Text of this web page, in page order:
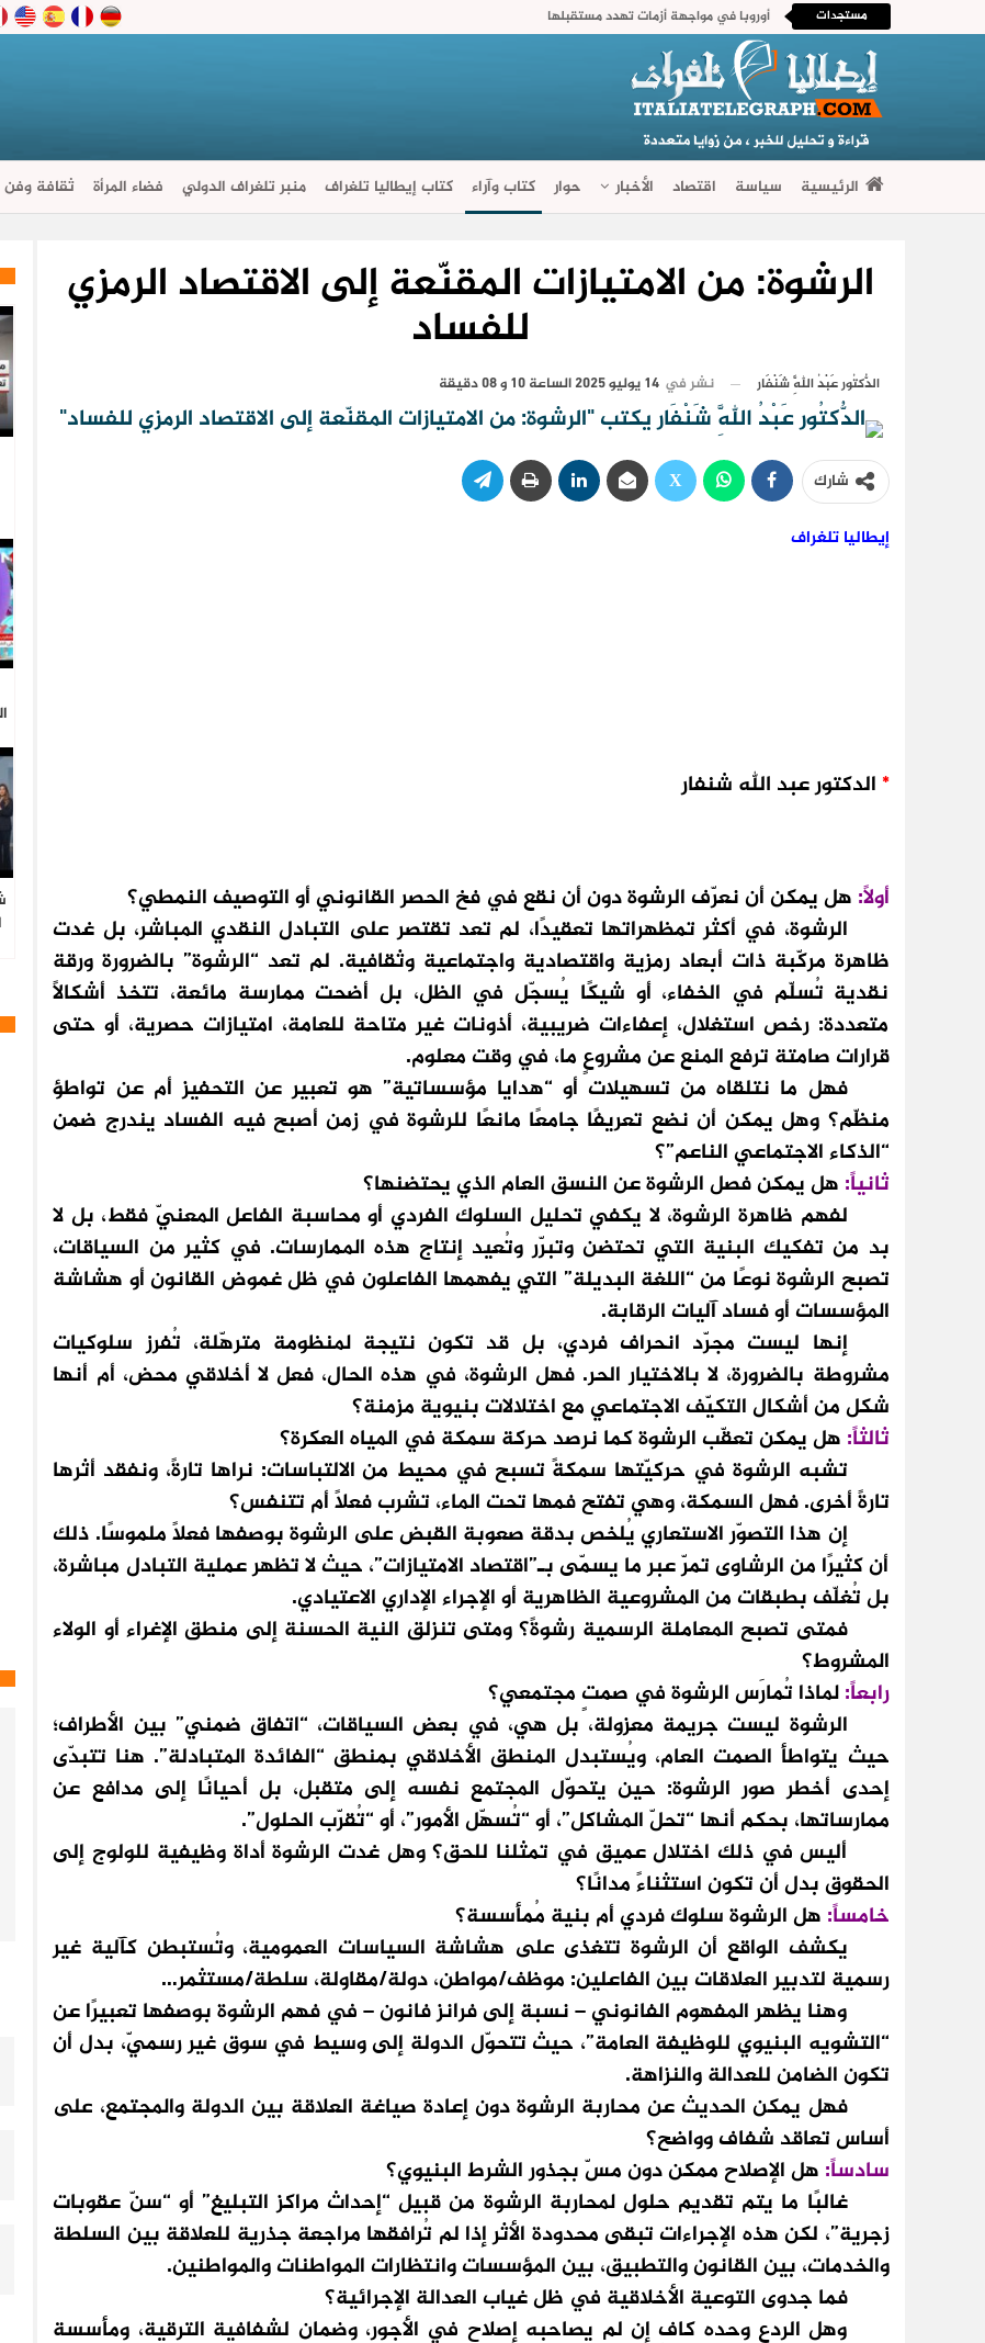
مستجدات أوروبا في مواجهة أزمات تهدد مستقبلها
الرئيسية سياسة اقتصاد الأخبار حوار كتاب وآراء كتاب إيطاليا تلغراف منبر تلغراف الدولي فضاء المرأة ثقافة وفن
الرشوة: من الامتيازات المقنّعة إلى الاقتصاد الرمزي
للفساد
الدُّكتُور عَبْدُ اللَّهِ شَنْفَار نشر في 14 يوليو 2025 الساعة 10 و 08 دقيقة
شارك
إيطاليا تلغراف
* الدكتور عبد الله شنفار
أولاً: هل يمكن أن نعرّف الرشوة دون أن نقع في فخ الحصر القانوني أو التوصيف النمطي؟
الرشوة، في أكثر تمظهراتها تعقيدًا، لم تعد تقتصر على التبادل النقدي المباشر، بل غدت
ظاهرة مركّبة ذات أبعاد رمزية واقتصادية واجتماعية وثقافية. لم تعد “الرشوة” بالضرورة ورقة
نقدية تُسلّم في الخفاء، أو شيكًا يُسجّل في الظل، بل أضحت ممارسة مائعة، تتخذ أشكالاً
متعددة: رخص استغلال، إعفاءات ضريبية، أذونات غير متاحة للعامة، امتيازات حصرية، أو حتى
قرارات صامتة ترفع المنع عن مشروعٍ ما، في وقت معلوم.
فهل ما نتلقاه من تسهيلات أو “هدايا مؤسساتية” هو تعبير عن التحفيز أم عن تواطؤ
منظّم؟ وهل يمكن أن نضع تعريفًا جامعًا مانعًا للرشوة في زمن أصبح فيه الفساد يندرج ضمن
“الذكاء الاجتماعي الناعم”؟
ثانياً: هل يمكن فصل الرشوة عن النسق العام الذي يحتضنها؟
لفهم ظاهرة الرشوة، لا يكفي تحليل السلوك الفردي أو محاسبة الفاعل المعنيّ فقط، بل لا
بد من تفكيك البنية التي تحتضن وتبرّر وتُعيد إنتاج هذه الممارسات. في كثير من السياقات،
تصبح الرشوة نوعًا من “اللغة البديلة” التي يفهمها الفاعلون في ظل غموض القانون أو هشاشة
المؤسسات أو فساد آليات الرقابة.
إنها ليست مجرّد انحراف فردي، بل قد تكون نتيجة لمنظومة مترهّلة، تُفرز سلوكيات
مشروطة بالضرورة، لا بالاختيار الحر. فهل الرشوة، في هذه الحال، فعل لا أخلاقي محض، أم أنها
شكل من أشكال التكيّف الاجتماعي مع اختلالات بنيوية مزمنة؟
ثالثاً: هل يمكن تعقّب الرشوة كما نرصد حركة سمكة في المياه العكرة؟
تشبه الرشوة في حركيّتها سمكةً تسبح في محيط من الالتباسات: نراها تارةً، ونفقد أثرها
تارةً أخرى. فهل السمكة، وهي تفتح فمها تحت الماء، تشرب فعلًا أم تتنفس؟
إن هذا التصوّر الاستعاري يُلخص بدقة صعوبة القبض على الرشوة بوصفها فعلاً ملموسًا. ذلك
أن كثيرًا من الرشاوى تمرّ عبر ما يسمّى بـ”اقتصاد الامتيازات”، حيث لا تظهر عملية التبادل مباشرة،
بل تُغلّف بطبقات من المشروعية الظاهرية أو الإجراء الإداري الاعتيادي.
فمتى تصبح المعاملة الرسمية رشوةً؟ ومتى تنزلق النية الحسنة إلى منطق الإغراء أو الولاء
المشروط؟
رابعاً:لماذا تُمارَس الرشوة في صمتٍ مجتمعي؟
الرشوة ليست جريمة معزولة، بل هي، في بعض السياقات، “اتفاق ضمني” بين الأطراف؛
حيث يتواطأ الصمت العام، ويُستبدل المنطق الأخلاقي بمنطق “الفائدة المتبادلة”. هنا تتبدّى
إحدى أخطر صور الرشوة: حين يتحوّل المجتمع نفسه إلى متقبل، بل أحيانًا إلى مدافع عن
ممارساتها، بحكم أنها “تحلّ المشاكل”، أو “تُسهّل الأمور”، أو “تُقرّب الحلول”.
أليس في ذلك اختلال عميق في تمثلنا للحق؟ وهل غدت الرشوة أداة وظيفية للولوج إلى
الحقوق بدل أن تكون استثناءً مدانًا؟
خامساً: هل الرشوة سلوك فردي أم بنية مُمأسسة؟
يكشف الواقع أن الرشوة تتغذى على هشاشة السياسات العمومية، وتُستبطن كآلية غير
رسمية لتدبير العلاقات بين الفاعلين: موظف/مواطن، دولة/مقاولة، سلطة/مستثمر…
وهنا يظهر المفهوم الفانوني – نسبة إلى فرانز فانون – في فهم الرشوة بوصفها تعبيرًا عن
“التشويه البنيوي للوظيفة العامة”، حيث تتحوّل الدولة إلى وسيط في سوق غير رسميّ، بدل أن
تكون الضامن للعدالة والنزاهة.
فهل يمكن الحديث عن محاربة الرشوة دون إعادة صياغة العلاقة بين الدولة والمجتمع، على
أساس تعاقد شفاف وواضح؟
سادساً: هل الإصلاح ممكن دون مسّ بجذور الشرط البنيوي؟
غالبًا ما يتم تقديم حلول لمحاربة الرشوة من قبيل “إحداث مراكز التبليغ” أو “سنّ عقوبات
زجرية”، لكن هذه الإجراءات تبقى محدودة الأثر إذا لم تُرافقها مراجعة جذرية للعلاقة بين السلطة
والخدمات، بين القانون والتطبيق، بين المؤسسات وانتظارات المواطنات والمواطنين.
فما جدوى التوعية الأخلاقية في ظل غياب العدالة الإجرائية؟
وهل الردع وحده كافٍ إن لم يصاحبه إصلاح في الأجور، وضمان لشفافية الترقية، ومأسسة